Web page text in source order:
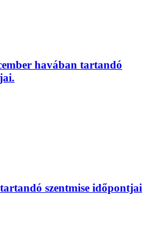
havában tartandó
szentmise időpontjai